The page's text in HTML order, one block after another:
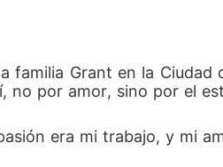
ese instante, lo creí. Una
perdido los recuerdos de
familia Grant en la
no por amor, sino por el
era mi trabajo, y mi